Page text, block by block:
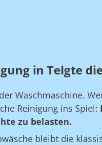
in Telgte
Waschmaschine.
Reinigung ins Spiel:
zu belasten.
bleibt die